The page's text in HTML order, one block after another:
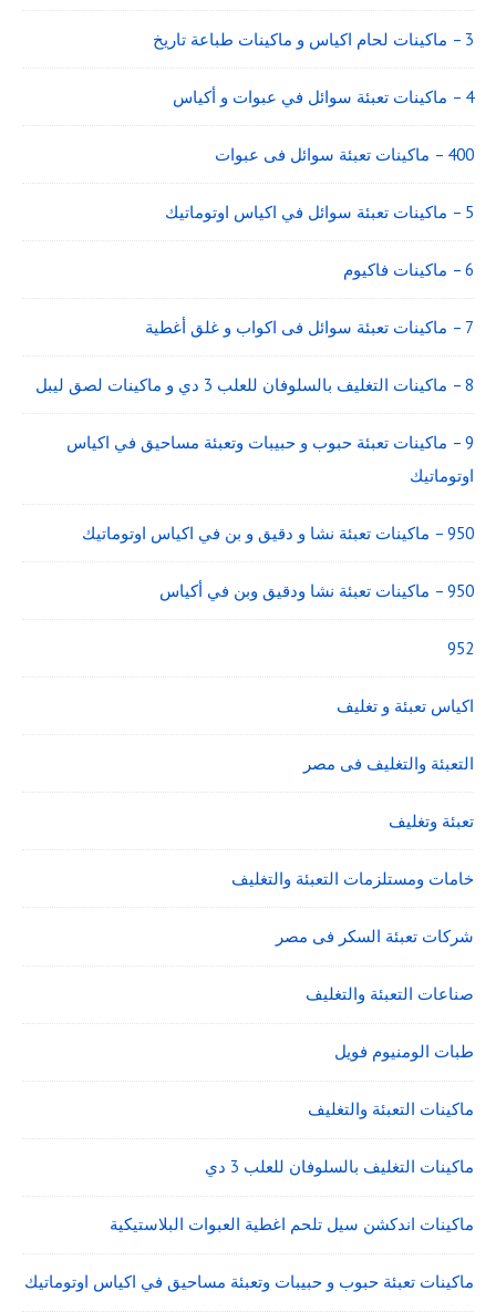
3 – ماكينات لحام اكياس و ماكينات طباعة تاريخ
4 – ماكينات تعبئة سوائل في عبوات و أكياس
400 – ماكينات تعبئة سوائل فى عبوات
5 – ماكينات تعبئة سوائل في اكياس اوتوماتيك
6 – ماكينات فاكيوم
7 – ماكينات تعبئة سوائل فى اكواب و غلق أغطية
8 – ماكينات التغليف بالسلوفان للعلب 3 دي و ماكينات لصق ليبل
9 – ماكينات تعبئة حبوب و حبيبات وتعبئة مساحيق في اكياس
اوتوماتيك
950 – ماكينات تعبئة نشا و دقيق و بن في اكياس اوتوماتيك
950 – ماكينات تعبئة نشا ودقيق وبن في أكياس
952
اكياس تعبئة و تغليف
التعبئة والتغليف فى مصر
تعبئة وتغليف
خامات ومستلزمات التعبئة والتغليف
شركات تعبئة السكر فى مصر
صناعات التعبئة والتغليف
طبات الومنيوم فويل
ماكينات التعبئة والتغليف
ماكينات التغليف بالسلوفان للعلب 3 دي
ماكينات اندكشن سيل تلحم اغطية العبوات البلاستيكية
ماكينات تعبئة حبوب و حبيبات وتعبئة مساحيق في اكياس اوتوماتيك